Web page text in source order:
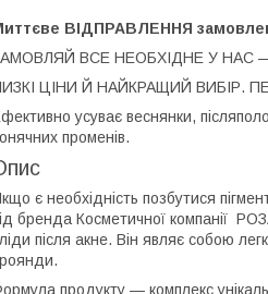
ВІДПРАВЛЕННЯ
ВСЕ НЕОБХІДНЕ У НАС
ЦІНИ Й НАЙКРАЩИЙ ВИБІР.
усуває веснянки,
променів.
є необхідність позбутися
бренда Косметичної компанії
після акне. Він являє собою
продукту — комплекс